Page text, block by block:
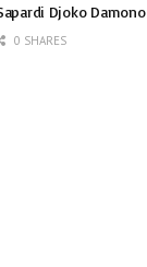
Djoko Damono
0 SHARES